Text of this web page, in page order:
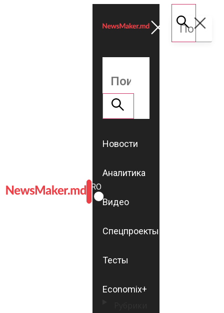
ROMÂNĂ
RU
Новости
Аналитика
Видео
Спецпроекты
Тесты
Economix+